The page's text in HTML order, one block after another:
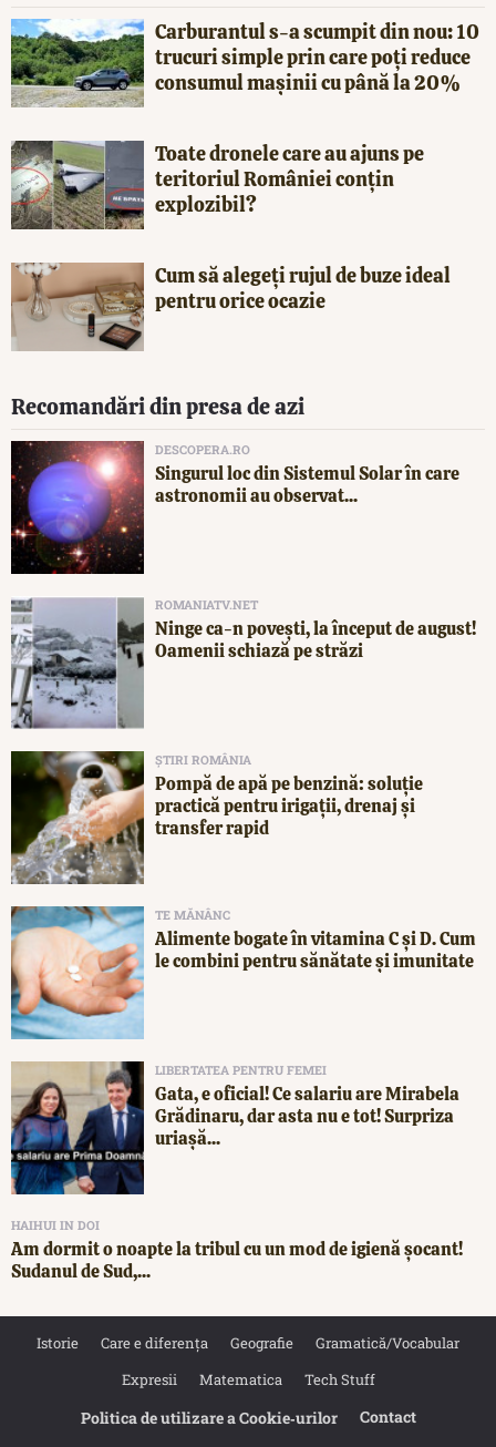
Carburantul s-a scumpit din nou: 10
trucuri simple prin care poți reduce
consumul mașinii cu până la 20%
Toate dronele care au ajuns pe
teritoriul României conțin
explozibil?
Cum să alegeți rujul de buze ideal
pentru orice ocazie
Recomandări din presa de azi
DESCOPERA.RO
Singurul loc din Sistemul Solar în care
astronomii au observat...
ROMANIATV.NET
Ninge ca-n povești, la început de august!
Oamenii schiază pe străzi
ȘTIRI ROMÂNIA
Pompă de apă pe benzină: soluție
practică pentru irigații, drenaj și
transfer rapid
TE MĂNÂNC
Alimente bogate în vitamina C și D. Cum
le combini pentru sănătate și imunitate
LIBERTATEA PENTRU FEMEI
Gata, e oficial! Ce salariu are Mirabela
Grădinaru, dar asta nu e tot! Surpriza
uriașă...
HAIHUI IN DOI
Am dormit o noapte la tribul cu un mod de igienă șocant!
Sudanul de Sud,...
Istorie Care e diferența Geografie
Gramatică/Vocabular
Expresii
Matematica Tech Stuff
Politica de utilizare a Cookie‐urilor Contact